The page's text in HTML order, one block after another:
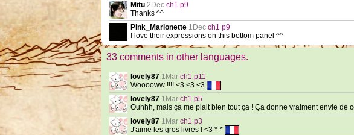
Mitu 2Dec ch1 p9
Thanks ^^
Pink_Marionette 1Dec ch1 p9
I love their expressions on this bottom panel ^^
33 comments in other languages.
lovely87 1Mar ch1 p11
Wooooww !!!! <3 <3 <3
lovely87 1Mar ch1 p5
Ouhhh, mais ça me plait bien tout ça ! Ça donne vraiment envie de
lovely87 1Mar ch1 p3
J'aime les gros livres ! <3 *-*